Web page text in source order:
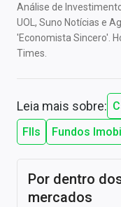
Análise de
UOL, Suno Notícias e
'Economista Sincero'.
Times.
Leia mais sobre:
FIIs
Fundos
Por dentro
mercados